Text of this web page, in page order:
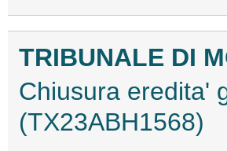
TRIBUNALE DI
Chiusura eredita'
(TX23ABH1568)